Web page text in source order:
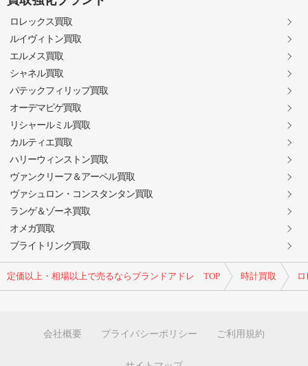
定価以上・相場以上で売るならブランドアドレ TOP 時計買取
ロレックス買取
ルイヴィトン買取
エルメス買取
シャネル買取
パテックフィリップ買取
オーデマピゲ買取
リシャールミル買取
カルティエ買取
ハリーウィンストン買取
ヴァンクリーフ＆アーペル買取
ヴァシュロン・コンスタンタン買取
ランゲ＆ゾーネ買取
オメガ買取
ブライトリング買取
会社概要 プライバシーポリシー ご利用規約